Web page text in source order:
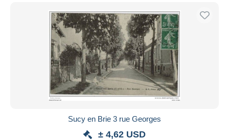
Sucy en Brie 3 rue Georges
± 4,62 USD